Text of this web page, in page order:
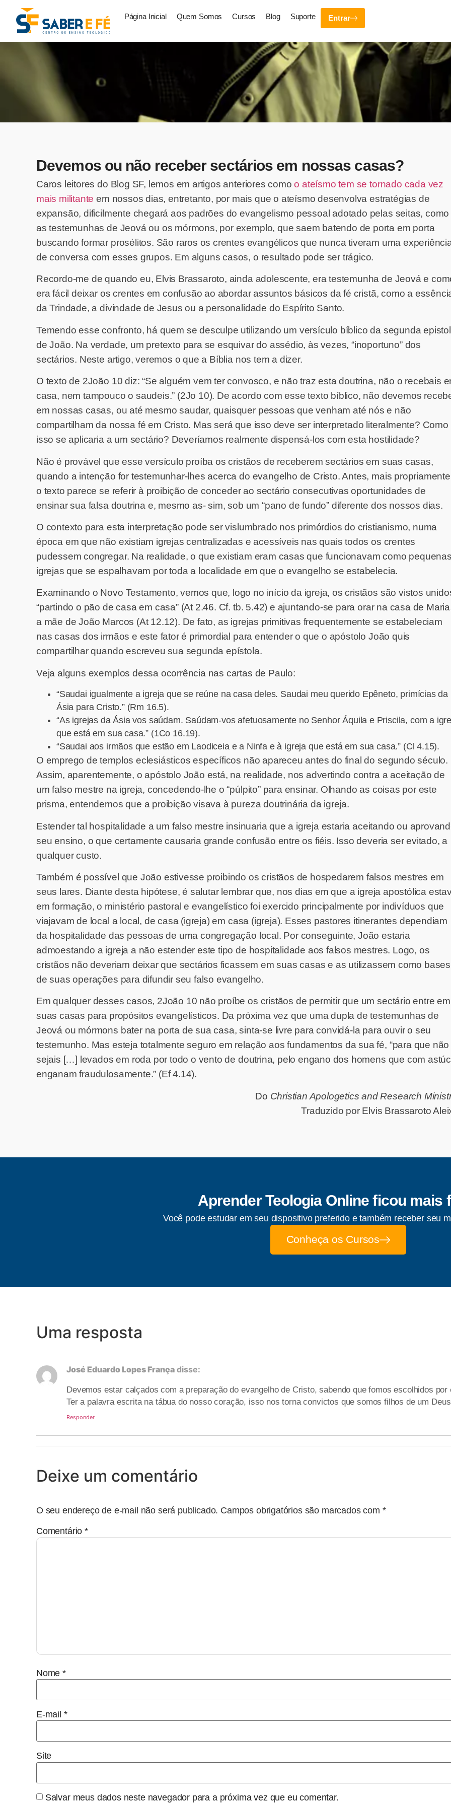
Página Inicial Quem Somos Cursos Blog Suporte Entrar
Devemos ou não receber sectários em nossas casas?
Caros leitores do Blog SF, lemos em artigos anteriores comoo ateísmo tem se tornado cada vez
mais militante em nossos dias, entretanto, por mais que o ateísmo desenvolva estratégias de
expansão, dificilmente chegará aos padrões do evangelismo pessoal adotado pelas seitas, como
as testemunhas de Jeová ou os mórmons, por exemplo, que saem batendo de porta em porta
buscando formar prosélitos. São raros os crentes evangélicos que nunca tiveram uma
de conversa com esses grupos. Em alguns casos, o resultado pode ser trágico.
Recordo-me de quando eu, Elvis Brassaroto, ainda adolescente, era testemunha de Jeová e
era fácil deixar os crentes em confusão ao abordar assuntos básicos da fé cristã, como a
da Trindade, a divindade de Jesus ou a personalidade do Espírito Santo.
Temendo esse confronto, há quem se desculpe utilizando um versículo bíblico da segunda
de João. Na verdade, um pretexto para se esquivar do assédio, às vezes, “inoportuno” dos
sectários. Neste artigo, veremos o que a Bíblia nos tem a dizer.
O texto de 2João 10 diz: “Se alguém vem ter convosco, e não traz esta doutrina, não o recebais
casa, nem tampouco o saudeis.” (2Jo 10). De acordo com esse texto bíblico, não devemos
em nossas casas, ou até mesmo saudar, quaisquer pessoas que venham até nós e não
compartilham da nossa fé em Cristo. Mas será que isso deve ser interpretado literalmente? Como
isso se aplicaria a um sectário? Deveríamos realmente dispensá-los com esta hostilidade?
Não é provável que esse versículo proíba os cristãos de receberem sectários em suas casas,
quando a intenção for testemunhar-lhes acerca do evangelho de Cristo. Antes, mais
o texto parece se referir à proibição de conceder ao sectário consecutivas oportunidades de
ensinar sua falsa doutrina e, mesmo as- sim, sob um “pano de fundo” diferente dos nossos dias.
O contexto para esta interpretação pode ser vislumbrado nos primórdios do cristianismo, numa
época em que não existiam igrejas centralizadas e acessíveis nas quais todos os crentes
pudessem congregar. Na realidade, o que existiam eram casas que funcionavam como pequenas
igrejas que se espalhavam por toda a localidade em que o evangelho se estabelecia.
Examinando o Novo Testamento, vemos que, logo no início da igreja, os cristãos são vistos
“partindo o pão de casa em casa” (At 2.46. Cf. tb. 5.42) e ajuntando-se para orar na casa de
a mãe de João Marcos (At 12.12). De fato, as igrejas primitivas frequentemente se estabeleciam
nas casas dos irmãos e este fator é primordial para entender o que o apóstolo João quis
compartilhar quando escreveu sua segunda epístola.
Veja alguns exemplos dessa ocorrência nas cartas de Paulo:
“Saudai igualmente a igreja que se reúne na casa deles. Saudai meu querido Epêneto, primícias da
Ásia para Cristo.” (Rm 16.5).
“As igrejas da Ásia vos saúdam. Saúdam-vos afetuosamente no Senhor Áquila e Priscila, com a
que está em sua casa.” (1Co 16.19).
“Saudai aos irmãos que estão em Laodiceia e a Ninfa e à igreja que está em sua casa.” (Cl 4.15).
O emprego de templos eclesiásticos específicos não apareceu antes do final do segundo século.
Assim, aparentemente, o apóstolo João está, na realidade, nos advertindo contra a aceitação de
um falso mestre na igreja, concedendo-lhe o “púlpito” para ensinar. Olhando as coisas por este
prisma, entendemos que a proibição visava à pureza doutrinária da igreja.
Estender tal hospitalidade a um falso mestre insinuaria que a igreja estaria aceitando ou
seu ensino, o que certamente causaria grande confusão entre os fiéis. Isso deveria ser evitado, a
qualquer custo.
Também é possível que João estivesse proibindo os cristãos de hospedarem falsos mestres em
seus lares. Diante desta hipótese, é salutar lembrar que, nos dias em que a igreja apostólica
em formação, o ministério pastoral e evangelístico foi exercido principalmente por indivíduos que
viajavam de local a local, de casa (igreja) em casa (igreja). Esses pastores itinerantes dependiam
da hospitalidade das pessoas de uma congregação local. Por conseguinte, João estaria
admoestando a igreja a não estender este tipo de hospitalidade aos falsos mestres. Logo, os
cristãos não deveriam deixar que sectários ficassem em suas casas e as utilizassem como bases
de suas operações para difundir seu falso evangelho.
Em qualquer desses casos, 2João 10 não proíbe os cristãos de permitir que um sectário entre em
suas casas para propósitos evangelísticos. Da próxima vez que uma dupla de testemunhas de
Jeová ou mórmons bater na porta de sua casa, sinta-se livre para convidá-la para ouvir o seu
testemunho. Mas esteja totalmente seguro em relação aos fundamentos da sua fé, “para que não
sejais […] levados em roda por todo o vento de doutrina, pelo engano dos homens que com
enganam fraudulosamente.” (Ef 4.14).
Do Christian Apologetics and Research
Traduzido por Elvis Brassaroto
Aprender Teologia Online ficou mais
Você pode estudar em seu dispositivo preferido e também receber seu
Conheça os Cursos
Uma resposta
José Eduardo Lopes França disse:
Devemos estar calçados com a preparação do evangelho de Cristo, sabendo que fomos escolhidos por
Ter a palavra escrita na tábua do nosso coração, isso nos torna convictos que somos filhos de um
Responder
Deixe um comentário
O seu endereço de e-mail não será publicado. Campos obrigatórios são marcados com *
Comentário*
Nome*
E-mail *
Site
Salvar meus dados neste navegador para a próxima vez que eu comentar.